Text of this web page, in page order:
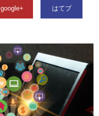
google+ はてブ